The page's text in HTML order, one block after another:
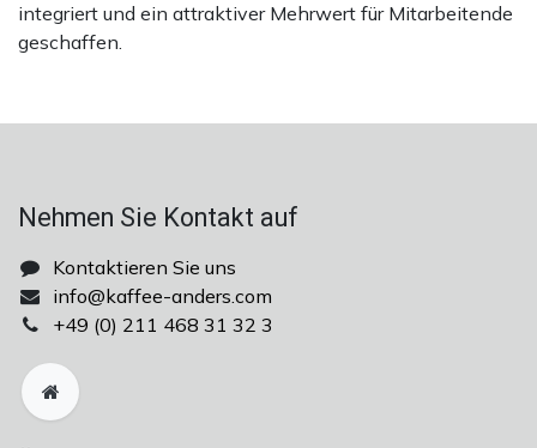
integriert und ein attraktiver Mehrwert für Mitarbeitende
geschaffen.
Nehmen Sie Kontakt auf
Kontaktieren Sie uns
info@kaffee-anders.com
+49 (0) 211 468 31 32 ​​3